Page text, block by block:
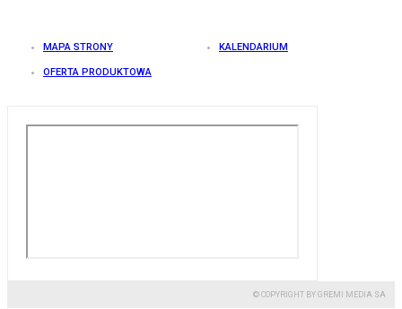
MAPA STRONY KALENDARIUM
OFERTA PRODUKTOWA
© COPYRIGHT BY GREMI MEDIA SA